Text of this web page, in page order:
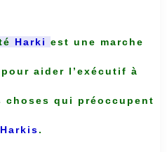
Harki est une marche
aider l’exécutif à
choses qui préoccupent
Harkis.